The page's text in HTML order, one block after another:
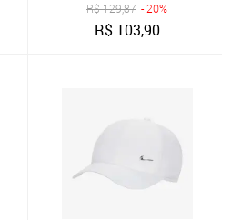
R$129,87 - 20%
R$ 103,90